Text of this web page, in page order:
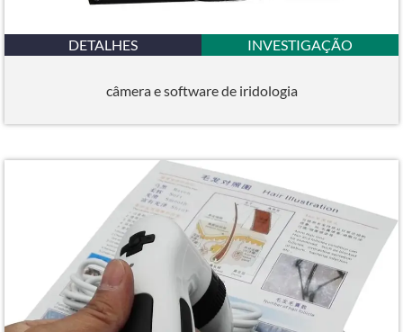
DETALHES INVESTIGAÇÃO
câmera e software de iridologia